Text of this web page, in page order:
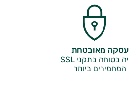
עסקה מאובטחת
קנייה בטוחה בתקני SSL
המחמירים ביותר